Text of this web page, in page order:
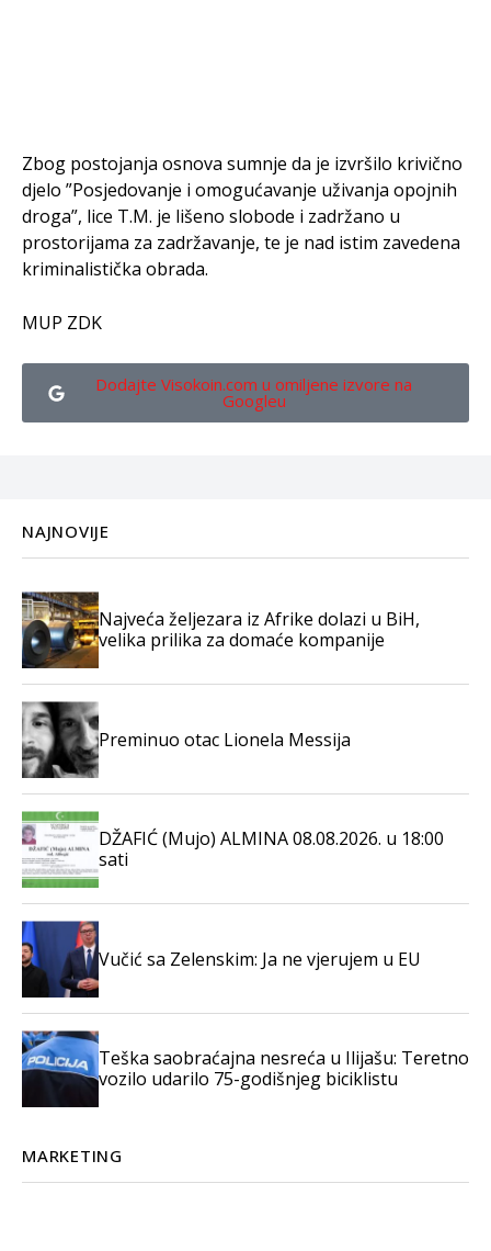
Zbog postojanja osnova sumnje da je izvršilo krivično
djelo ”Posjedovanje i omogućavanje uživanja opojnih
droga”, lice T.M. je lišeno slobode i zadržano u
prostorijama za zadržavanje, te je nad istim zavedena
kriminalistička obrada.
MUP ZDK
Dodajte Visokoin.com u omiljene izvore na
Googleu
NAJNOVIJE
Najveća željezara iz Afrike dolazi u BiH,
velika prilika za domaće kompanije
Preminuo otac Lionela Messija
DŽAFIĆ (Mujo) ALMINA 08.08.2026. u 18:00
sati
Vučić sa Zelenskim: Ja ne vjerujem u EU
Teška saobraćajna nesreća u Ilijašu: Teretno
vozilo udarilo 75-godišnjeg biciklistu
MARKETING